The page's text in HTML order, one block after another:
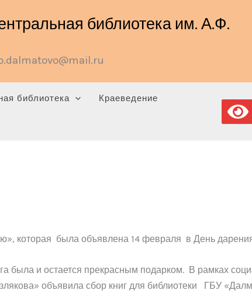
библиотека им. А.Ф.
библиотека Краеведение
которая была объявлена 14 февраля в День
была и остается прекрасным подарком. В рамках
объявила сбор книг для библиотеки ГБУ